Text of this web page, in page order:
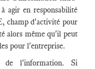
agir en responsabilité
champ d'activité pour
alors même qu'il peut
pour l'entreprise.
de l'information. Si